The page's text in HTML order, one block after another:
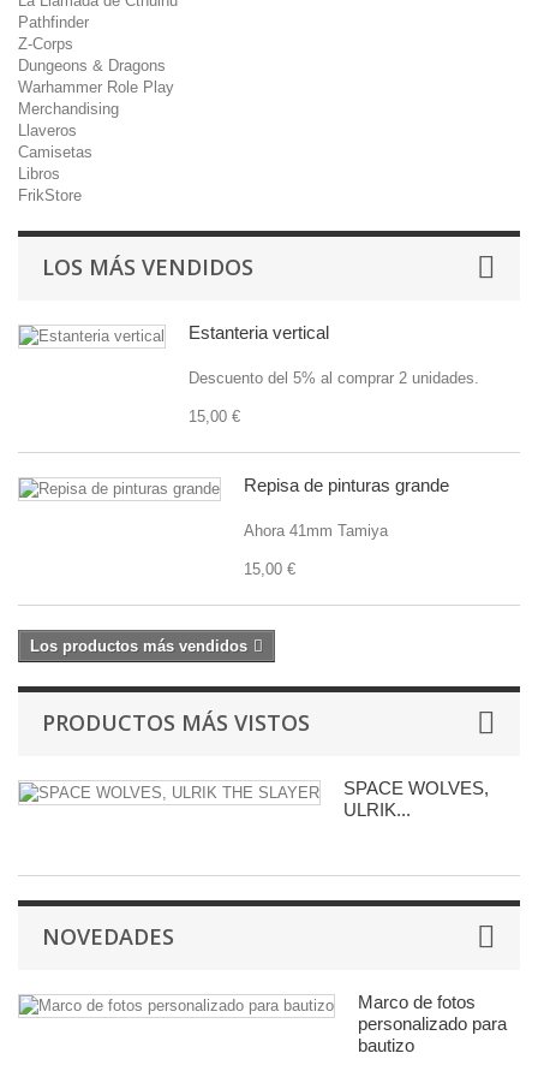
Pathfinder
Z-Corps
Dungeons & Dragons
Warhammer Role Play
Merchandising
Llaveros
Camisetas
Libros
FrikStore
LOS MÁS VENDIDOS
Estanteria vertical
Descuento del 5% al comprar 2 unidades.
15,00 €
Repisa de pinturas grande
Ahora 41mm Tamiya
15,00 €
Los productos más vendidos
PRODUCTOS MÁS VISTOS
SPACE WOLVES,
ULRIK...
NOVEDADES
Marco de fotos
personalizado para
bautizo